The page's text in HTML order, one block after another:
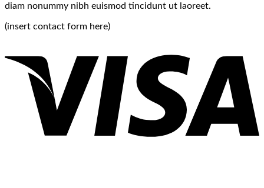
diam nonummy nibh euismod tincidunt ut laoreet.
(insert contact form here)